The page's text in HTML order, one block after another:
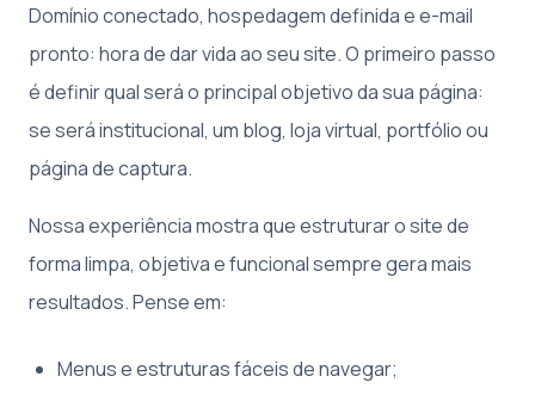
Domínio conectado, hospedagem definida e e-mail
pronto: hora de dar vida ao seu site. O primeiro passo
é definir qual será o principal objetivo da sua página:
se será institucional, um blog, loja virtual, portfólio ou
página de captura.
Nossa experiência mostra que estruturar o site de
forma limpa, objetiva e funcional sempre gera mais
resultados. Pense em:
Menus e estruturas fáceis de navegar;